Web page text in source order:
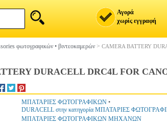
Αγορά
χωρίς εγγραφή
φωτογραφικών • βιντεοκαμερών > CAMERA BATTERY
DURACELL DRC4L FOR
ΜΠΑΤΑΡΙΕΣ ΦΩΤΟΓΡΑΦΙΚΩΝ •
DURACELL στην κατηγορία ΜΠΑΤΑΡΙΕΣ
ΜΠΑΤΑΡΙΕΣ ΦΩΤΟΓΡΑΦΙΚΩΝ ΜΗΧΑΝΩΝ